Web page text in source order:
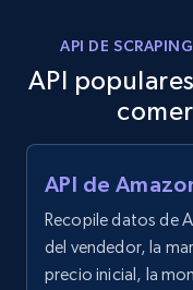
API DE
API
API de
Recopile datos de
del vendedor, la
precio inicial, la